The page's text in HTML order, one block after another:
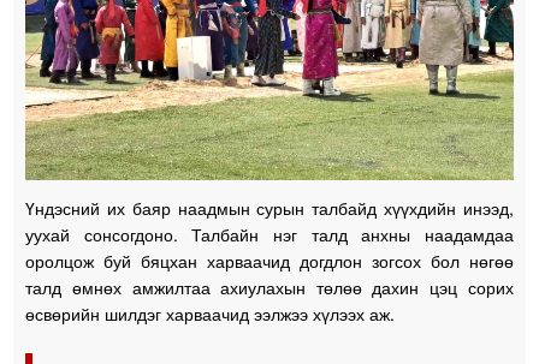
Үндэсний их баяр наадмын сурын талбайд хүүхдийн инээд,
уухай сонсогдоно. Талбайн нэг талд анхны наадамдаа
оролцож буй бяцхан харваачид догдлон зогсох бол нөгөө
талд өмнөх амжилтаа ахиулахын төлөө дахин цэц сорих
өсвөрийн шилдэг харваачид ээлжээ хүлээх аж.